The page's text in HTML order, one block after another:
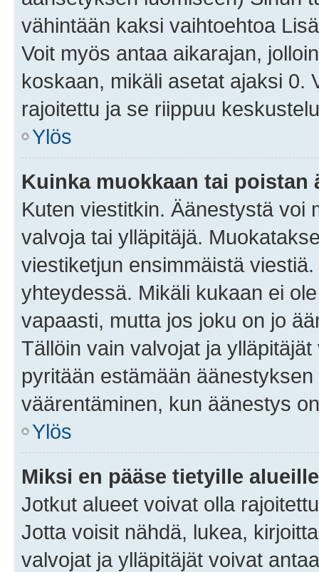
vähintään kaksi vaihtoehtoa
Voit myös antaa aikarajan,
koskaan, mikäli asetat ajaksi 0.
rajoitettu ja se riippuu
Ylös
Kuinka muokkaan tai poistan
Kuten viestitkin. Äänestystä voi
valvoja tai ylläpitäjä.
viestiketjun ensimmäistä
yhteydessä. Mikäli kukaan ei
vapaasti, mutta jos joku on jo
Tällöin vain valvojat ja
pyritään estämään
väärentäminen, kun äänestys
Ylös
Miksi en pääse tietyille
Jotkut alueet voivat olla
Jotta voisit nähdä, lukea,
valvojat ja ylläpitäjät voivat